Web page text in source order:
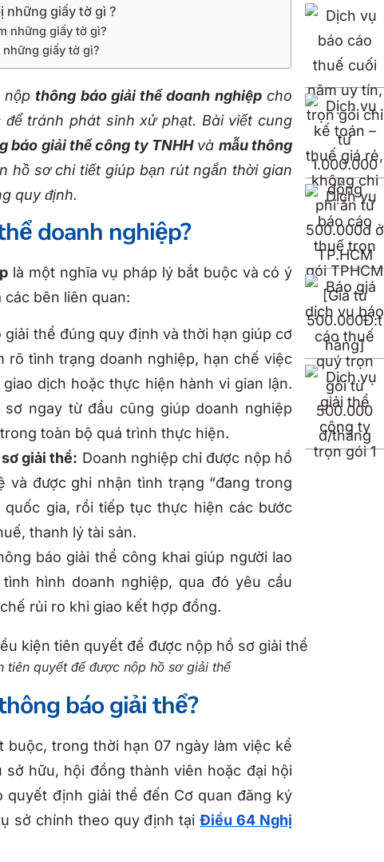
những giấy tờ gì ?
những giấy tờ gì?
giấy tờ gì?
nộpthông báo giải thể doanh nghiệpcho
tránh phát sinh xử phạt. Bài viết cung
báo giải thể công ty TNHHvà mẫu thông
hồ sơ chi tiết giúp bạn rút ngắn thời gian
quy định.
doanh nghiệp?
là một nghĩa vụ pháp lý bắt buộc và có ý
bên liên quan:
giải thể đúng quy định và thời hạn giúp cơ
rõ tình trạng doanh nghiệp, hạn chế việc
dịch hoặc thực hiện hành vi gian lận.
ngay từ đầu cũng giúp doanh nghiệp
trong toàn bộ quá trình thực hiện.
giải thể: Doanh nghiệp chỉ được nộp hồ
được ghi nhận tình trạng “đang trong
gia, rồi tiếp tục thực hiện các bước
thanh lý tài sản.
báo giải thể công khai giúp người lao
hình doanh nghiệp, qua đó yêu cầu
rủi ro khi giao kết hợp đồng.
quyết để được nộp hồ sơ giải thể
báo giải thể?
buộc, trong thời hạn 07 ngày làm việc kể
hữu, hội đồng thành viên hoặc đại hội
định giải thể đến Cơ quan đăng ký
sở chính theo quy định tạiĐiều 64 Nghị